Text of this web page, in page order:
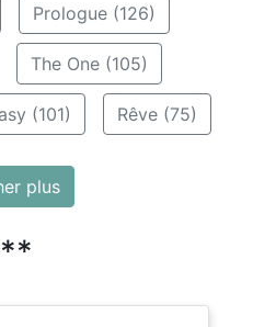
Prologue (126)
The One (105)
(101) Rêve (75)
plus